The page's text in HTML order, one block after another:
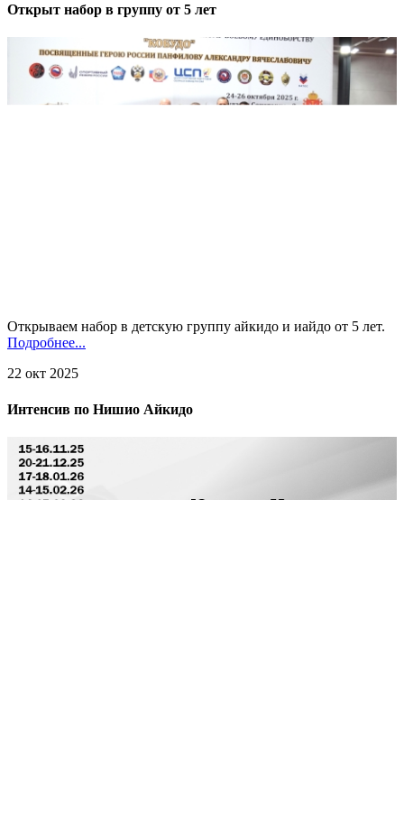
Открыт набор в группу от 5 лет
Открываем набор в детскую группу айкидо и иайдо от 5 лет.
Подробнее...
22 окт 2025
Интенсив по Нишио Айкидо